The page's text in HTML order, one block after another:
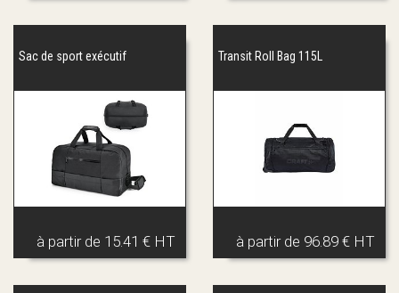
Sac de sport exécutif
à partir de 15.41 € HT
Transit Roll Bag 115L
à partir de 96.89 € HT